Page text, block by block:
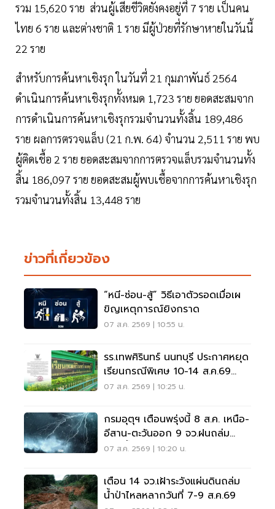
รวม 15,620 ราย ส่วนผู้เสียชีวิตยังคงอยู่ที่ 7 ราย เป็นคน
ไทย 6 ราย และต่างชาติ 1 ราย มีผู้ป่วยที่รักษาหายในวันนี้
22 ราย
สำหรับการค้นหาเชิงรุก ในวันที่ 21 กุมภาพันธ์ 2564
ดำเนินการค้นหาเชิงรุกทั้งหมด 1,723 ราย ยอดสะสมจาก
การดำเนินการค้นหาเชิงรุกรวมจำนวนทั้งสิ้น 189,486
ราย ผลการตรวจแล็บ (21 ก.พ. 64) จำนวน 2,511 ราย พบ
ผู้ติดเชื้อ 2 ราย ยอดสะสมจากการตรวจแล็บรวมจำนวนทั้ง
สิ้น 186,097 ราย ยอดสะสมผู้พบเชื้อจากการค้นหาเชิงรุก
รวมจำนวนทั้งสิ้น 13,448 ราย
ข่าวที่เกี่ยวข้อง
“หนี-ซ่อน-สู้” วิธีเอาตัวรอดเมื่อเผ
ขิญเหตุการณ์ยิงกราด
07 ส.ค. 2569 | 10:55 น.
รร.เทพศิรินทร์ นนทบุรี ประกาศหยุด
เรียนกรณีพิเศษ 10-14 ส.ค.69
หลังเหตุกราดยิง
07 ส.ค. 2569 | 10:25 น.
กรมอุตุฯ เตือนพรุ่งนี้ 8 ส.ค. เหนือ-
อีสาน-ตะวันออก 9 จว.ฝนถล่ม
ระวังน้ำท่วมฉับพลัน
07 ส.ค. 2569 | 10:20 น.
เตือน 14 จว.เฝ้าระวังแผ่นดินถล่ม
น้ำป่าไหลหลากวันที่ 7-9 ส.ค.69